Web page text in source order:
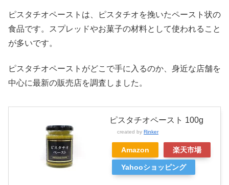
ピスタチオペーストは、ピスタチオを挽いたペースト状の
食品です。スプレッドやお菓子の材料として使われること
が多いです。
ピスタチオペーストがどこで手に入るのか、身近な店舗を
中心に最新の販売店を調査しました。
ピスタチオペースト 100g
created by Rinker
Amazon 楽天市場
Yahooショッピング